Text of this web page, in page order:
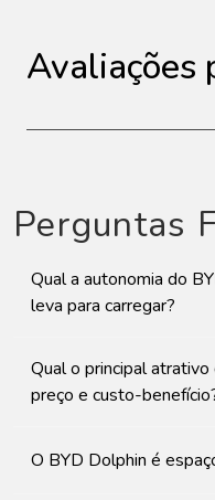
Avaliações
Perguntas
Qual a autonomia do
leva para carregar?
Qual o principal
preço e custo-
O BYD Dolphin é